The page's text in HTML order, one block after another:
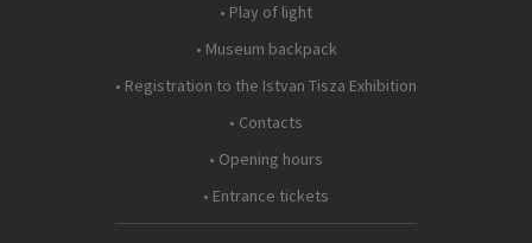
• Play of light
• Museum backpack
• Registration to the Istvan Tisza Exhibition
• Contacts
• Opening hours
• Entrance tickets